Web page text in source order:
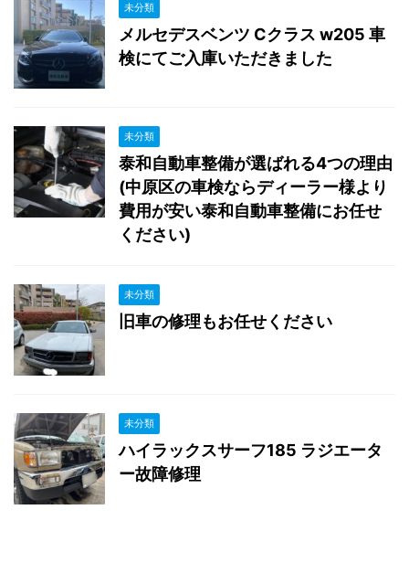
未分類
メルセデスベンツ Cクラス w205 車
検にてご入庫いただきました
未分類
泰和自動車整備が選ばれる4つの理由
(中原区の車検ならディーラー様より
費用が安い泰和自動車整備にお任せ
ください)
未分類
旧車の修理もお任せください
未分類
ハイラックスサーフ185 ラジエータ
ー故障修理